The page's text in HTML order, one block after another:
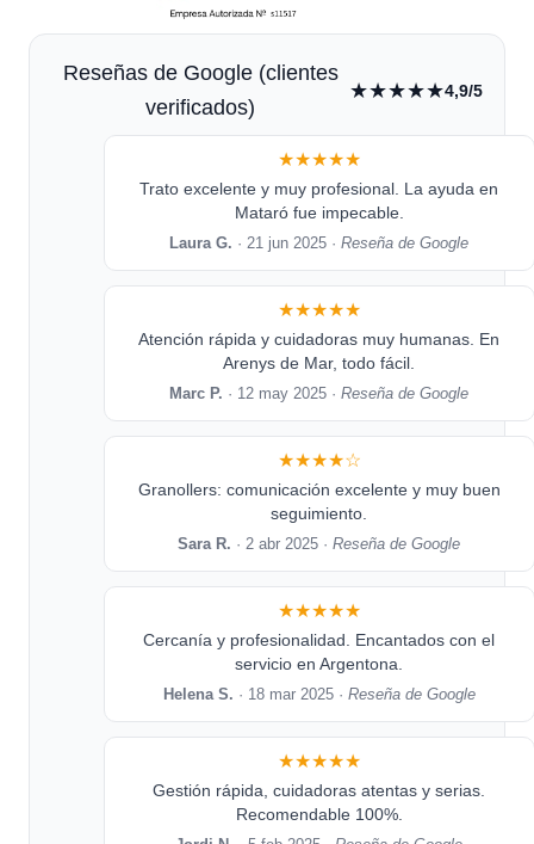
Reseñas de Google (clientes
verificados)
★★★★★4,9/5
★★★★★
Trato excelente y muy profesional. La ayuda en
Mataró fue impecable.
Laura G. · 21 jun 2025 ·Reseña de Google
★★★★★
Atención rápida y cuidadoras muy humanas. En
Arenys de Mar, todo fácil.
Marc P. · 12 may 2025 ·Reseña de Google
★★★★☆
Granollers: comunicación excelente y muy buen
seguimiento.
Sara R. · 2 abr 2025 ·Reseña de Google
★★★★★
Cercanía y profesionalidad. Encantados con el
servicio en Argentona.
Helena S. · 18 mar 2025 · Reseña de Google
★★★★★
Gestión rápida, cuidadoras atentas y serias.
Recomendable 100%.